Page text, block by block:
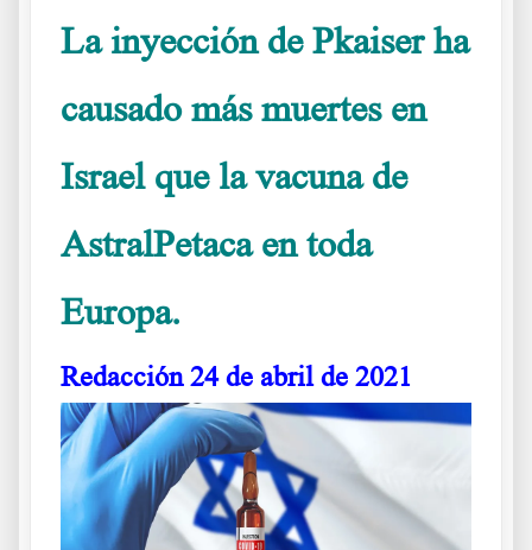
La inyección de Pkaiser ha
causado más muertes en
Israel que la vacuna de
AstralPetaca en toda
Europa.
Redacción24 de abril de 2021